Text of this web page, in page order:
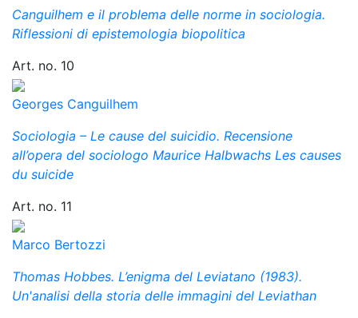
Canguilhem e il problema delle norme in sociologia.
Riflessioni di epistemologia biopolitica
Art. no. 10
Georges Canguilhem
Sociologia – Le cause del suicidio. Recensione
all’opera del sociologo Maurice Halbwachs Les causes
du suicide
Art. no. 11
Marco Bertozzi
Thomas Hobbes. L’enigma del Leviatano (1983).
Un'analisi della storia delle immagini del Leviathan